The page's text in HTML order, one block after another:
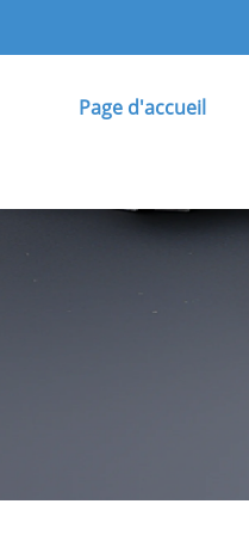
Page d'accueil